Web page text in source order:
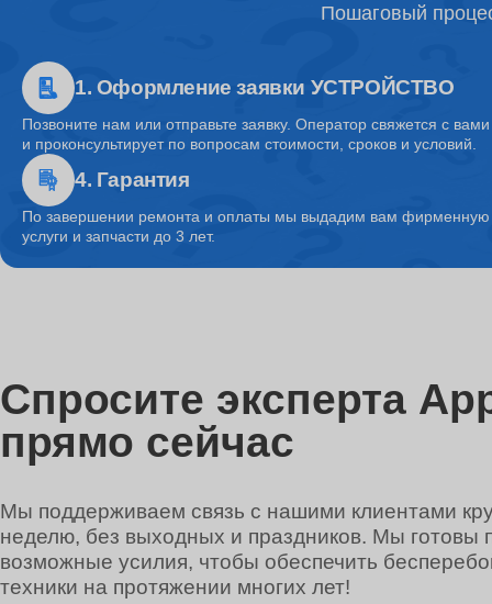
Ремонт процессора
Ремонт системы охлаждения
Ремонт звуковой карты
Пошаговый
1. Оформление заявки УСТРОЙСТВО
Позвоните нам или отправьте заявку. Оператор свяжется с вами
и проконсультирует по вопросам стоимости, сроков и условий.
4. Гарантия
По завершении ремонта и оплаты мы выдадим вам фирменную
услуги и запчасти до 3 лет.
Спросите эксперта
прямо сейчас
Мы поддерживаем связь с нашими клиентами
неделю, без выходных и праздников. Мы готовы
возможные усилия, чтобы обеспечить
техники на протяжении многих лет!